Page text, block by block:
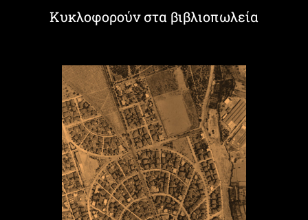
Κυκλοφορούν στα βιβλιοπωλεία